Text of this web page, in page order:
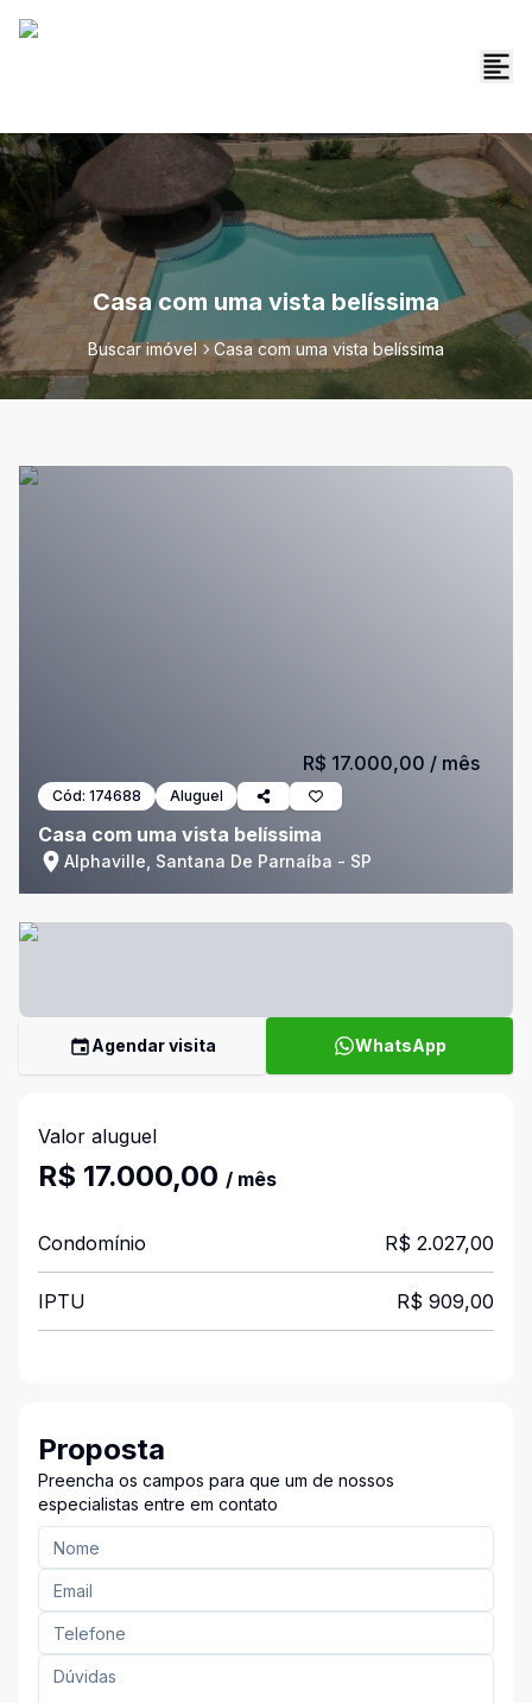
Casa com uma vista belíssima
Buscar imóvel Casa com uma vista belíssima
Cód: 174688 Aluguel
Casa com uma vista belíssima
Alphaville, Santana De Parnaíba - SP
R$ 17.000,00 / mês
Agendar visita WhatsApp
Valor aluguel
R$ 17.000,00 / mês
Condomínio R$ 2.027,00
IPTU R$ 909,00
Proposta
Preencha os campos para que um de nossos
especialistas entre em contato